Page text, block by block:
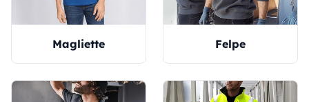
Magliette Felpe